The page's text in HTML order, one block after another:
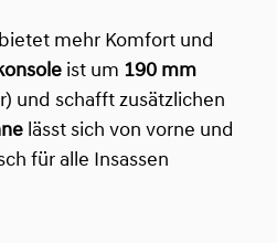
bietet mehr Komfort und
ist um 190 mm
und schafft zusätzlichen
lässt sich von vorne und
für alle Insassen